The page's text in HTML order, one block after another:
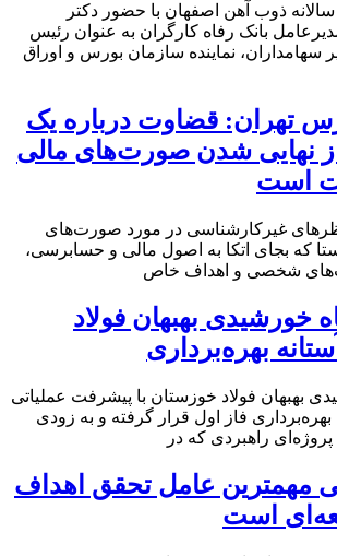
ذوب آهن اصفهان با حضور دکتر
بانک رفاه کارگران به عنوان رئیس
سهامداران، نماینده سازمان بورس و اوراق
تهران: قضاوت درباره یک
نهایی شدن صورت‌های مالی
است
غیرکارشناسی در مورد صورت‌های
که بجای اتکا به اصول مالی و حسابرسی،
شخصی و اهداف خاص
خورشیدی بهبهان فولاد
بهره‌برداری
بهبهان فولاد خوزستان با پیشرفت عملیاتی
بهره‌برداری فاز اول قرار گرفته و به‌ زودی
راهبردی که در
مهمترین عامل تحقق اهداف
است